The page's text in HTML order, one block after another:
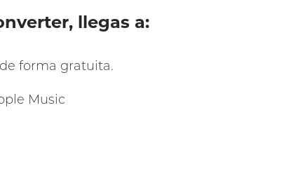
llegas a:
forma gratuita.
Music